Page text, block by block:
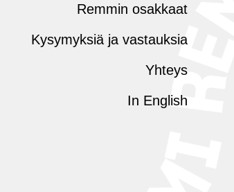
Remmin osakkaat
Kysymyksiä ja vastauksia
Yhteys
In English